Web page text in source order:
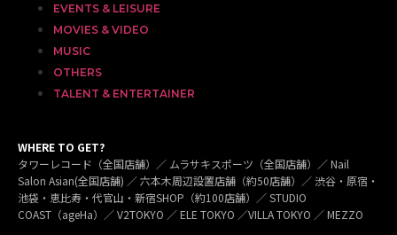
EVENTS & LEISURE
MOVIES & VIDEO
MUSIC
OTHERS
TALENT & ENTERTAINER
WHERE TO GET?
タワーレコード（全国店舗）／ ムラサキスポーツ（全国店舗）／ Nail
Salon Asian(全国店舗) ／ 六本木周辺設置店舗（約50店舗）／ 渋谷・原宿・
池袋・恵比寿・代官山・新宿SHOP（約100店舗）／ STUDIO
COAST（ageHa）／ V2TOKYO ／ ELE TOKYO ／VILLA TOKYO ／ MEZZO